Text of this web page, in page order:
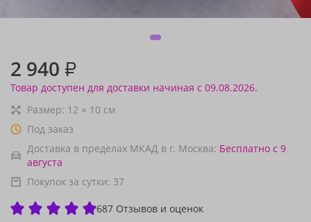
2 940 ₽
Товар доступен для доставки начиная с 09.08.2026.
Размер: 12 × 10 см
Под заказ
Доставка в пределах МКАД в г. Москва: Бесплатно с 9
августа
Покупок за сутки: 37
687 Отзывов и оценок